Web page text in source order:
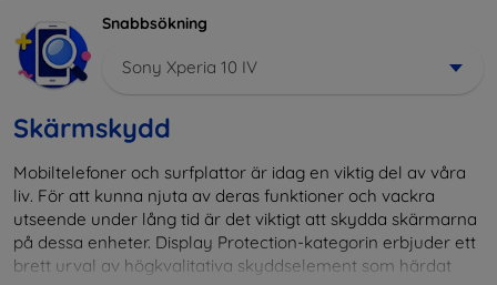
Snabbsökning
Sony Xperia 10 IV
Skärmskydd
Mobiltelefoner och surfplattor är idag en viktig del av våra
liv. För att kunna njuta av deras funktioner och vackra
utseende under lång tid är det viktigt att skydda skärmarna
på dessa enheter. Display Protection-kategorin erbjuder ett
brett urval av högkvalitativa skyddselement som härdat